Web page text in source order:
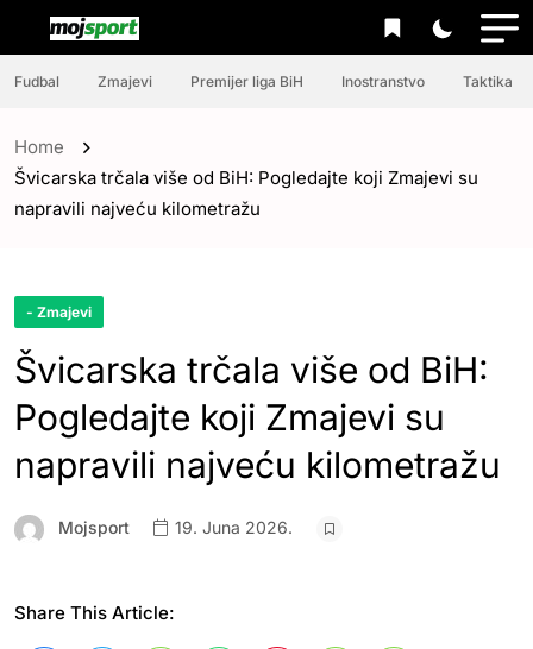
Fudbal Zmajevi Premijer liga BiH Inostranstvo Taktika
Home
Švicarska trčala više od BiH: Pogledajte koji Zmajevi su
napravili najveću kilometražu
- Zmajevi
Švicarska trčala više od BiH:
Pogledajte koji Zmajevi su
napravili najveću kilometražu
Mojsport 19. Juna 2026.
Share This Article: